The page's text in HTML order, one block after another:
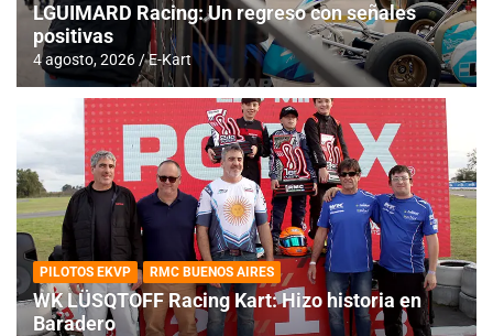
LGUIMARD Racing: Un regreso con señales
positivas
4 agosto, 2026 E-Kart
PILOTOS EKVP RMC BUENOS AIRES
WK LÜSQTOFF Racing Kart: Hizo historia en
Baradero